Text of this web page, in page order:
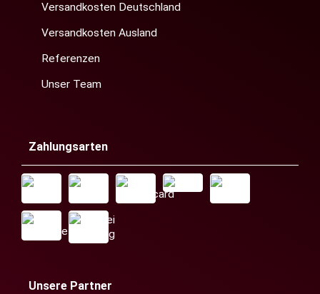
Versandkosten Deutschland
Versandkosten Ausland
Referenzen
Unser Team
Zahlungsarten
Unsere Partner